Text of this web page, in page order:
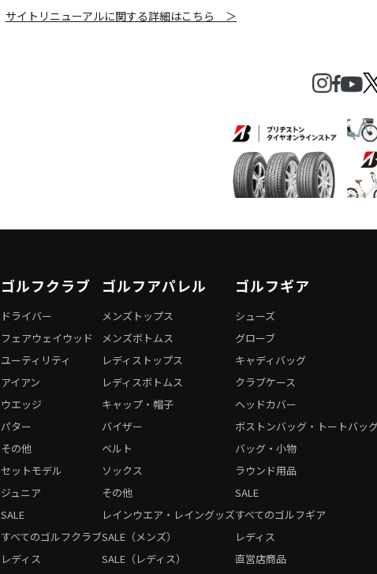
サイトリニューアルに関する詳細はこちら ＞
ゴルフクラブ
レディス
ドライバー
フェアウェイウッド
ユーティリティ
アイアン
ウエッジ
パター
その他
セットモデル
ジュニア
SALE
すべてのゴルフクラブ
ゴルフアパレル
メンズトップス
メンズボトムス
レディストップス
レディスボトムス
キャップ・帽子
バイザー
ベルト
ソックス
その他
レインウエア・レイングッズ
SALE（メンズ）
SALE（レディス）
ゴルフギア
レディス
直営店商品
シューズ
グローブ
キャディバッグ
クラブケース
ヘッドカバー
ボストンバッグ・トートバッ
バッグ・小物
ラウンド用品
SALE
すべてのゴルフギア